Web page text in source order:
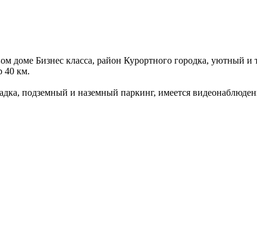
доме Бизнес класса, район Курортного городка, уютный
40 км.
подземный и наземный паркинг, имеется